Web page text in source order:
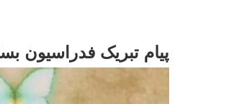
پیام تبریک فدراسیون